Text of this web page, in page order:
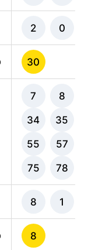
2 0
30
7 8
34 35
55 57
75 78
8 1
8